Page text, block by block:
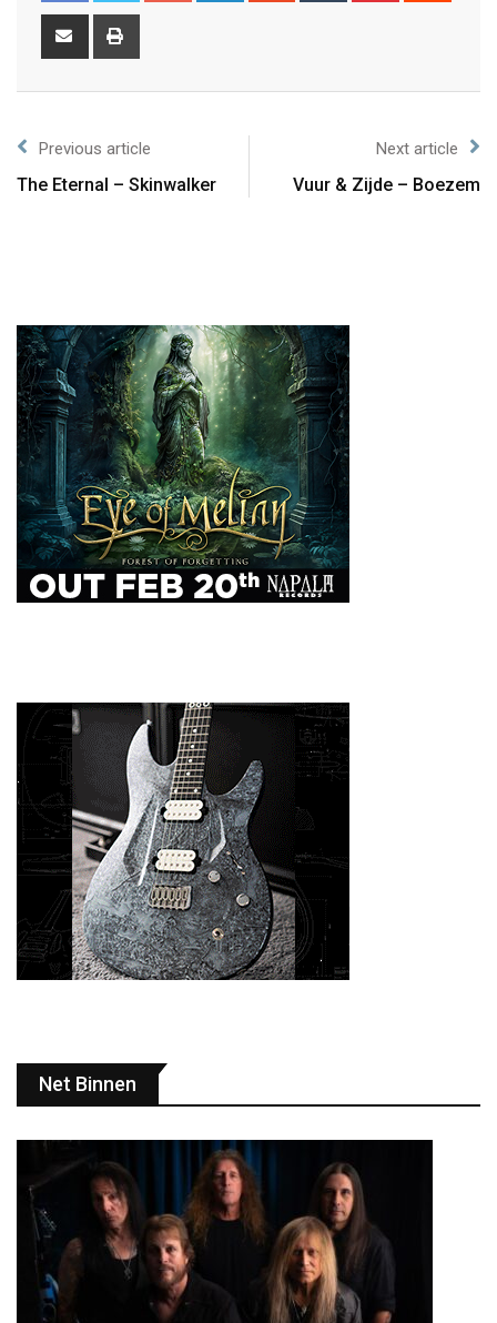
Previous article
The Eternal – Skinwalker
Next article
Vuur & Zijde – Boezem
Net Binnen